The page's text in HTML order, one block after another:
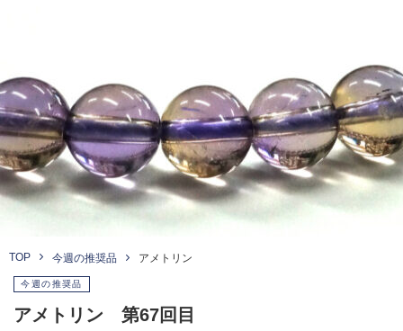
TOP 今週の推奨品 アメトリン
今週の推奨品
アメトリン 第67回目